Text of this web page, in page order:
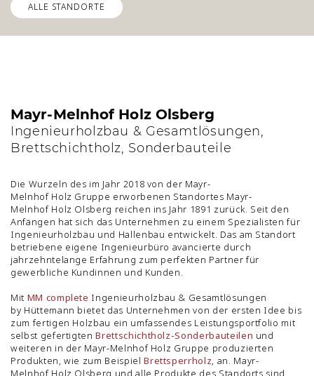
ALLE STANDORTE
Mayr-Melnhof Holz Olsberg
Ingenieurholzbau & Gesamtlösungen,
Brettschichtholz, Sonderbauteile
Die Wurzeln des im Jahr 2018 von der Mayr-
Melnhof Holz Gruppe erworbenen Standortes Mayr-
Melnhof Holz Olsberg reichen ins Jahr 1891 zurück. Seit den
Anfängen hat sich das Unternehmen zu einem Spezialisten für
Ingenieurholzbau und Hallenbau entwickelt. Das am Standort
betriebene eigene Ingenieurbüro avancierte durch
jahrzehntelange Erfahrung zum perfekten Partner für
gewerbliche Kundinnen und Kunden.
Mit MM complete Ingenieurholzbau & Gesamtlösungen
by Hüttemann bietet das Unternehmen von der ersten Idee bis
zum fertigen Holzbau ein umfassendes Leistungsportfolio mit
selbst gefertigtenBrettschichtholz-Sonderbauteilen und
weiteren in der Mayr-Melnhof Holz Gruppe produzierten
Produkten, wie zum BeispielBrettsperrholz, an. Mayr-
Melnhof Holz Olsberg und alle Produkte des Standorts sind